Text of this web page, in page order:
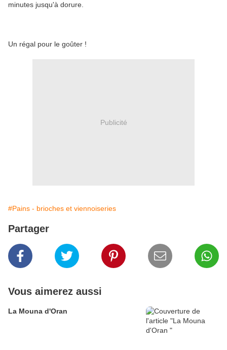
minutes jusqu'à dorure.
Un régal pour le goûter !
Publicité
#Pains - brioches et viennoiseries
Partager
Vous aimerez aussi
La Mouna d'Oran